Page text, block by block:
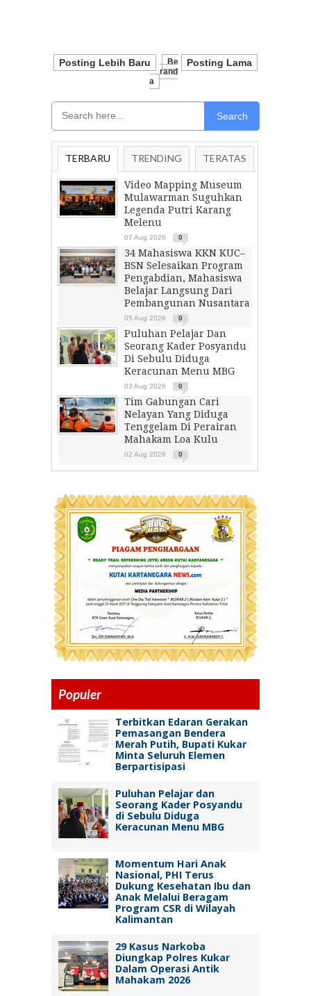
Posting Lebih Baru Posting Lama
Be
Rand
A
Search
TERBARU TRENDING TERATAS
Video Mapping Museum
Mulawarman Suguhkan
Legenda Putri Karang
Melenu
07 Aug 2026 0
34 Mahasiswa KKN KUC–
BSN Selesaikan Program
Pengabdian, Mahasiswa
Belajar Langsung Dari
Pembangunan Nusantara
05 Aug 2026 0
Puluhan Pelajar Dan
Seorang Kader Posyandu
Di Sebulu Diduga
Keracunan Menu MBG
03 Aug 2026 0
Tim Gabungan Cari
Nelayan Yang Diduga
Tenggelam Di Perairan
Mahakam Loa Kulu
02 Aug 2026 0
Populer
Terbitkan Edaran Gerakan
Pemasangan Bendera
Merah Putih, Bupati Kukar
Minta Seluruh Elemen
Berpartisipasi
Puluhan Pelajar dan
Seorang Kader Posyandu
di Sebulu Diduga
Keracunan Menu MBG
Momentum Hari Anak
Nasional, PHI Terus
Dukung Kesehatan Ibu dan
Anak Melalui Beragam
Program CSR di Wilayah
Kalimantan
29 Kasus Narkoba
Diungkap Polres Kukar
Dalam Operasi Antik
Mahakam 2026